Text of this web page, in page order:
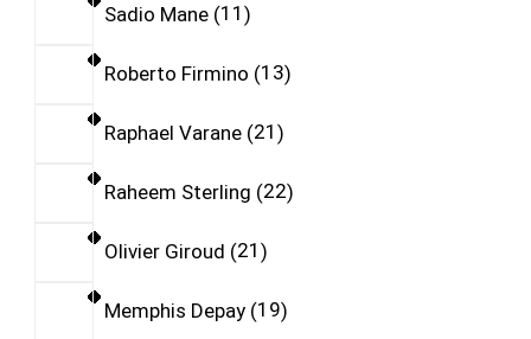
Sadio Mane 11
Roberto Firmino 13
Raphael Varane 21
Raheem Sterling 22
Olivier Giroud 21
Memphis Depay 19